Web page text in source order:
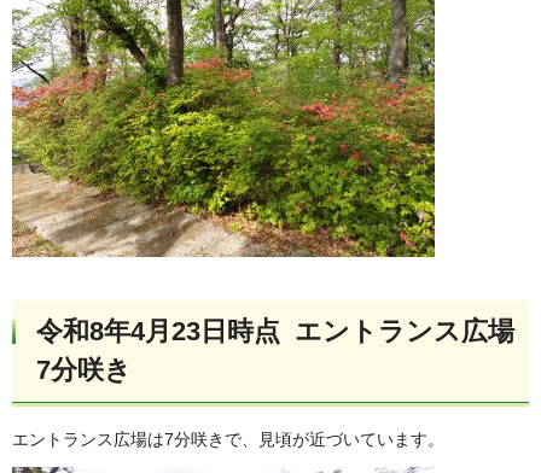
令和8年4月23日時点 エントランス広場
7分咲き
エントランス広場は7分咲きで、見頃が近づいています。